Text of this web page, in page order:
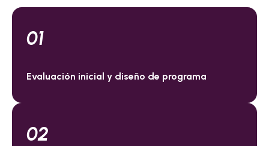
01
Evaluación inicial y diseño de programa
02